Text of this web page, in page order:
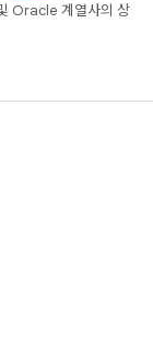
Oracle 계열사의 상